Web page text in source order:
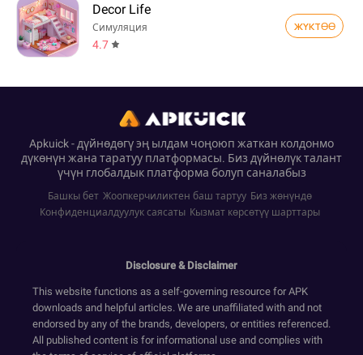
Decor Life
Симуляция
4.7
ЖҮКТӨӨ
Apkuick - дүйнөдөгү эң ылдам чоңоюп жаткан колдонмо
дүкөнүн жана таратуу платформасы. Биз дүйнөлүк талант
үчүн глобалдык платформа болуп саналабыз
Башкы бет Жоопкерчиликтен баш тартуу Биз жөнүндө
Конфиденциалдуулук саясаты Кызмат көрсөтүү шарттары
Disclosure & Disclaimer
This website functions as a self-governing resource for APK
downloads and helpful articles. We are unaffiliated with and not
endorsed by any of the brands, developers, or entities referenced.
All published content is for informational use and complies with